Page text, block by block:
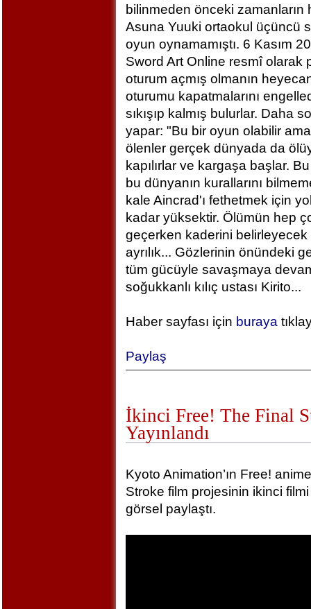
bilinmeden önceki zamanların
Asuna Yuuki ortaokul üçüncü
oyun oynamamıştı. 6 Kasım
Sword Art Online resmî olarak
oturum açmış olmanın
oturumu kapatmalarını
sıkışıp kalmış bulurlar. Daha
yapar: "Bu bir oyun olabilir
ölenler gerçek dünyada da
kapılırlar ve kargaşa başlar.
bu dünyanın kurallarını
kale Aincrad'ı fethetmek için
kadar yüksektir. Ölümün hep
geçerken kaderini belirleyecek
ayrılık... Gözlerinin önündeki
tüm gücüyle savaşmaya
soğukkanlı kılıç ustası Kirito...
Haber sayfası için buraya
Paylaş
İkinci Free! The Final
Yayınlandı
Kyoto Animation’ın Free!
Stroke film projesinin ikinci
görsel paylaştı.